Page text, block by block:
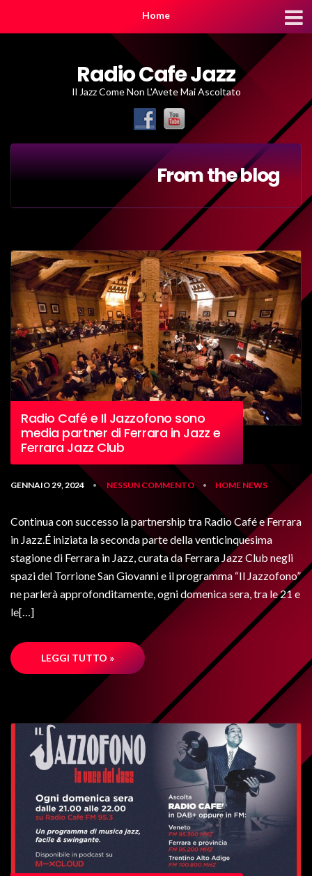
Home
Radio Cafe Jazz
Il Jazz Come Non L'Avete Mai Ascoltato
From the blog
Radio Café e Il Jazzofono sono
media partner di Ferrara in Jazz e
Ferrara Jazz Club
GENNAIO 29, 2024 • NESSUN COMMENTO • HOME NEWS
Continua con successo la partnership tra Radio Café e Ferrara
in Jazz.É iniziata la seconda parte della venticinquesima
stagione di Ferrara in Jazz, curata da Ferrara Jazz Club negli
spazi del Torrione San Giovanni e il programma “Il Jazzofono”
ne parlerà approfonditamente, ogni domenica sera, tra le 21 e
le[…]
LEGGI TUTTO »